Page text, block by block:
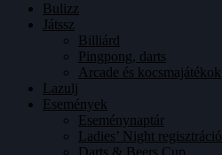
Bulizz
Játssz
Billiárd
Pingpong, darts
Arcade és kocsmajátékok
Lazulj
Események
Eseménynaptár
Ladies’ Night regisztráció
Darts & Beers Cup